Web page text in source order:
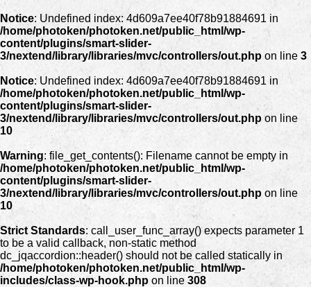
Notice: Undefined index: 4d609a7ee40f78b91884691 in
/home/photoken/photoken.net/public_html/wp-
content/plugins/smart-slider-
3/nextend/library/libraries/mvc/controllers/out.php on line 3
Notice: Undefined index: 4d609a7ee40f78b91884691 in
/home/photoken/photoken.net/public_html/wp-
content/plugins/smart-slider-
3/nextend/library/libraries/mvc/controllers/out.phpon line
10
Warning: file_get_contents(): Filename cannot be empty in
/home/photoken/photoken.net/public_html/wp-
content/plugins/smart-slider-
3/nextend/library/libraries/mvc/controllers/out.php on line
10
Strict Standards: call_user_func_array() expects parameter 1
to be a valid callback, non-static method
dc_jqaccordion::header() should not be called statically in
/home/photoken/photoken.net/public_html/wp-
includes/class-wp-hook.php on line 308